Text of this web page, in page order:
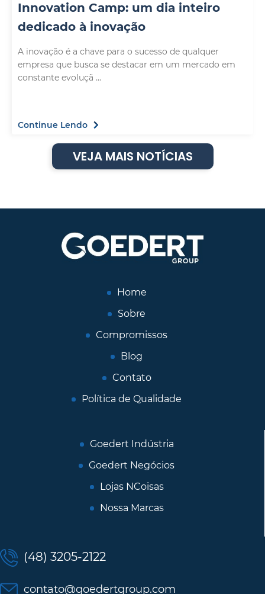
Innovation Camp: um dia inteiro
dedicado à inovação
A inovação é a chave para o sucesso de qualquer
empresa que busca se destacar em um mercado em
constante evoluçã ...
Continue Lendo
VEJA MAIS NOTÍCIAS
Home
Sobre
Compromissos
Blog
Contato
Política de Qualidade
Goedert Indústria
Goedert Negócios
Lojas NCoisas
Nossa Marcas
(48) 3205-2122
contato@goedertgroup.com